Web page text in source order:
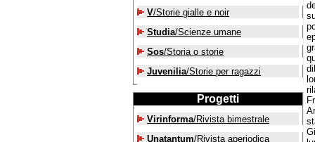
V/Storie gialle e noir
Studia/Scienze umane
Sos/Storia o storie
Juvenilia/Storie per ragazzi
Progetti
Virinforma/Rivista bimestrale
Unatantum/Rivista aperiodica